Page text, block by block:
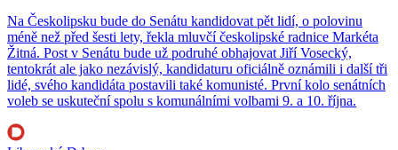
Na Českolipsku bude do Senátu kandidovat pět lidí, o polovinu
méně než před šesti lety, řekla mluvčí českolipské radnice Markéta
Žitná. Post v Senátu bude už podruhé obhajovat Jiří Vosecký,
tentokrát ale jako nezávislý, kandidaturu oficiálně oznámili i další tři
lidé, svého kandidáta postavili také komunisté. První kolo senátních
voleb se uskuteční spolu s komunálními volbami 9. a 10. října.